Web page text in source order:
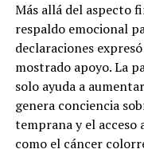
Más allá del aspecto
respaldo emocional
declaraciones
mostrado apoyo. La
solo ayuda a
genera conciencia
temprana y el acceso
como el cáncer